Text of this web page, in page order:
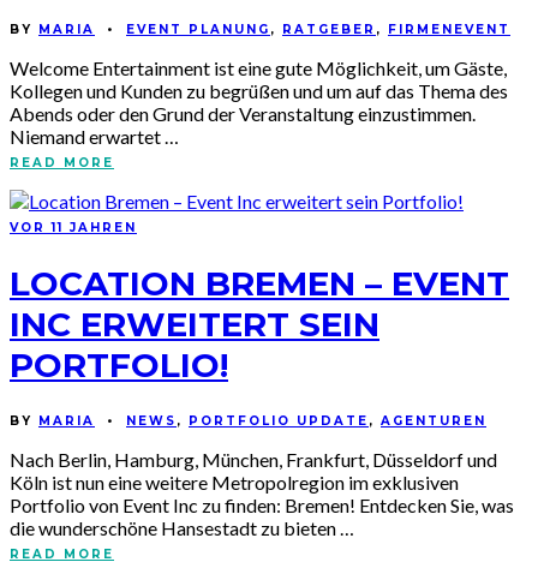
BY MARIA • EVENT PLANUNG , RATGEBER , FIRMENEVENT
Welcome Entertainment ist eine gute Möglichkeit, um Gäste,
Kollegen und Kunden zu begrüßen und um auf das Thema des
Abends oder den Grund der Veranstaltung einzustimmen.
Niemand erwartet …
READ MORE
VOR 11 JAHREN
LOCATION BREMEN – EVENT
INC ERWEITERT SEIN
PORTFOLIO!
BY MARIA • NEWS , PORTFOLIO UPDATE , AGENTUREN
Nach Berlin, Hamburg, München, Frankfurt, Düsseldorf und
Köln ist nun eine weitere Metropolregion im exklusiven
Portfolio von Event Inc zu finden: Bremen! Entdecken Sie, was
die wunderschöne Hansestadt zu bieten …
READ MORE